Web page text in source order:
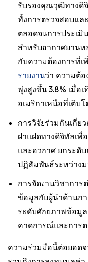
รับรองคุณวุฒิทางดิ
ทั้งการตรวจสอบแล
ตลอดจนการประเมิ
สำหรับอากาศยาน
กับความต้องการที่
รายงานว่า ความต้อ
พุ่งสูงขึ้น 3.8% เมื่อ
อเมริกาเหนือที่เติบโ
การวิจัยร่วมกันเกี่ย
ฝาแฝดทางดิจิทัลเพื่
และอวกาศ ยกระดั
ปฏิสัมพันธ์ระหว่างม
การจัดงานวิชาการ
ข้อมูลกับผู้นำด้านก
ระดับศักยภาพข้อมูล
คาดการณ์และการ
ความร่วมมือนี้ต่อยอด